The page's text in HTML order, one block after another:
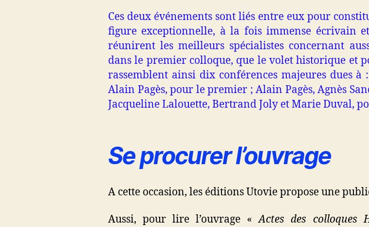
Ces deux événements sont liés entre eux pour
figure exceptionnelle, à la fois immense écrivain
réunirent les meilleurs spécialistes concernant
dans le premier colloque, que le volet historique et
rassemblent ainsi dix conférences majeures dues à
Alain Pagès, pour le premier ; Alain Pagès, Agnès
Jacqueline Lalouette, Bertrand Joly et Marie Duval,
Se procurer l’ouvrage
A cette occasion, les éditions Utovie propose une
Aussi, pour lire l’ouvrage «Actes des colloques